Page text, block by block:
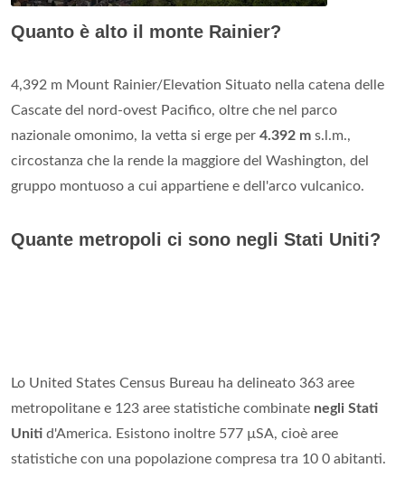
Quanto è alto il monte Rainier?
4,392 m Mount Rainier/Elevation Situato nella catena delle
Cascate del nord-ovest Pacifico, oltre che nel parco
nazionale omonimo, la vetta si erge per 4.392 m s.l.m.,
circostanza che la rende la maggiore del Washington, del
gruppo montuoso a cui appartiene e dell'arco vulcanico.
Quante metropoli ci sono negli Stati Uniti?
Lo United States Census Bureau ha delineato 363 aree
metropolitane e 123 aree statistiche combinate negli Stati
Uniti d'America. Esistono inoltre 577 µSA, cioè aree
statistiche con una popolazione compresa tra 10 0 abitanti.